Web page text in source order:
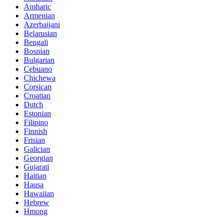
Amharic
Armenian
Azerbaijani
Belarusian
Bengali
Bosnian
Bulgarian
Cebuano
Chichewa
Corsican
Croatian
Dutch
Estonian
Filipino
Finnish
Frisian
Galician
Georgian
Gujarati
Haitian
Hausa
Hawaiian
Hebrew
Hmong